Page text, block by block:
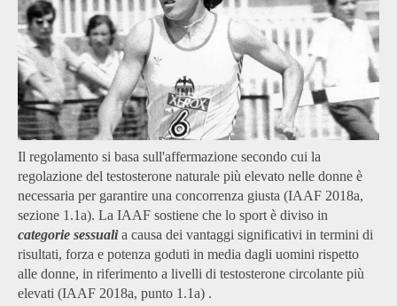
Il regolamento si basa sull'affermazione secondo cui la
regolazione del testosterone naturale più elevato nelle donne è
necessaria per garantire una concorrenza giusta (IAAF 2018a,
sezione 1.1a). La IAAF sostiene che lo sport è diviso in
categorie sessualia causa dei vantaggi significativi in termini di
risultati, forza e potenza goduti in media dagli uomini rispetto
alle donne, in riferimento a livelli di testosterone circolante più
elevati (IAAF 2018a, punto 1.1a) .